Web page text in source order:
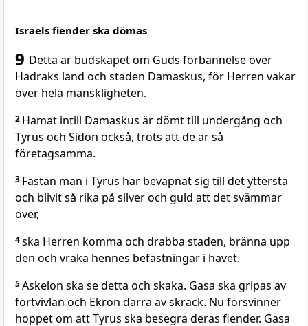
Israels fiender ska dömas
9 Detta är budskapet om Guds förbannelse över
Hadraks land och staden Damaskus, för Herren vakar
över hela mänskligheten.
2 Hamat intill Damaskus är dömt till undergång och
Tyrus och Sidon också, trots att de är så
företagsamma.
3 Fastän man i Tyrus har beväpnat sig till det yttersta
och blivit så rika på silver och guld att det svämmar
över,
4ska Herren komma och drabba staden, bränna upp
den och vräka hennes befästningar i havet.
5Askelon ska se detta och skaka. Gasa ska gripas av
förtvivlan och Ekron darra av skräck. Nu försvinner
hoppet om att Tyrus ska besegra deras fiender. Gasa